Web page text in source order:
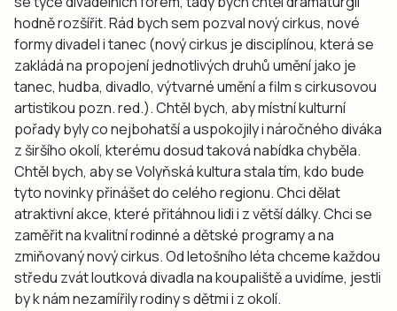
hodně rozšířit. Rád bych sem pozval nový cirkus, nové
formy divadel i tanec (nový cirkus je disciplínou, která se
zakládá na propojení jednotlivých druhů umění jako je
tanec, hudba, divadlo, výtvarné umění a film s cirkusovou
artistikou pozn. red.). Chtěl bych, aby místní kulturní
pořady byly co nejbohatší a uspokojily i náročného diváka
z širšího okolí, kterému dosud taková nabídka chyběla.
Chtěl bych, aby se Volyňská kultura stala tím, kdo bude
tyto novinky přinášet do celého regionu. Chci dělat
atraktivní akce, které přitáhnou lidi i z větší dálky. Chci se
zaměřit na kvalitní rodinné a dětské programy a na
zmiňovaný nový cirkus. Od letošního léta chceme každou
středu zvát loutková divadla na koupaliště a uvidíme, jestli
by k nám nezamířily rodiny s dětmi i z okolí.